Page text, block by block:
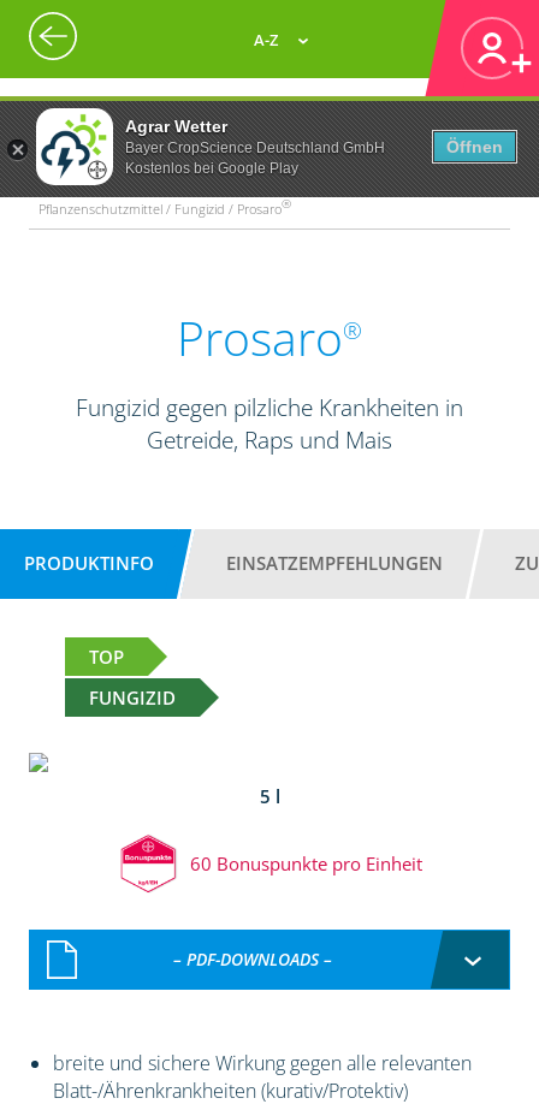
Agrar Wetter
Bayer CropScience Deutschland GmbH
Kostenlos bei Google Play
Öffnen
A-Z
Pflanzenschutzmittel / Fungizid / Prosaro®
Prosaro®
Fungizid gegen pilzliche Krankheiten in
Getreide, Raps und Mais
PRODUKTINFO EINSATZEMPFEHLUNGEN
TOP
FUNGIZID
5 l
60 Bonuspunkte pro Einheit
– PDF-DOWNLOADS –
breite und sichere Wirkung gegen alle relevanten
Blatt-/Ährenkrankheiten (kurativ/Protektiv)